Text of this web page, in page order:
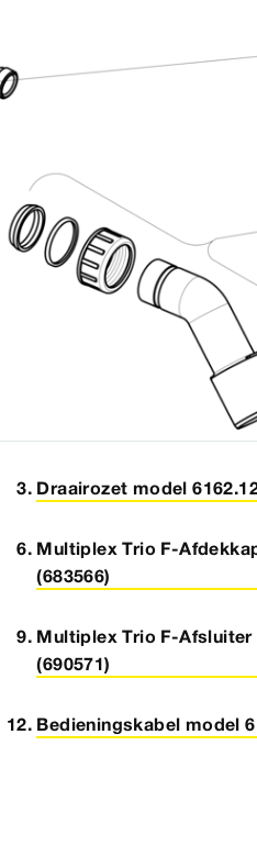
Draairozet model
Multiplex Trio F-
(683566)
Multiplex Trio F-Afsluiter
(690571)
Bedieningskabel model